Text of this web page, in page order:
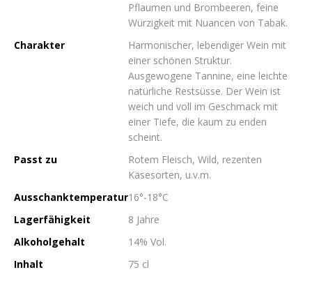
Pflaumen und Brombeeren, feine
Würzigkeit mit Nuancen von Tabak.
Charakter
Harmonischer, lebendiger Wein mit
einer schönen Struktur.
Ausgewogene Tannine, eine leichte
natürliche Restsüsse. Der Wein ist
weich und voll im Geschmack mit
einer Tiefe, die kaum zu enden
scheint.
Passt zu
Rotem Fleisch, Wild, rezenten
Käsesorten, u.v.m.
Ausschanktemperatur16°-18°C
Lagerfähigkeit
8 Jahre
Alkoholgehalt
14% Vol.
Inhalt
75 cl